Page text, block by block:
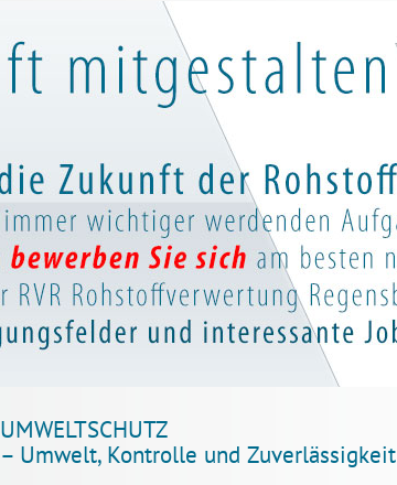
UMWELTSCHUTZ
– Umwelt, Kontrolle und Zuverlässigkeit